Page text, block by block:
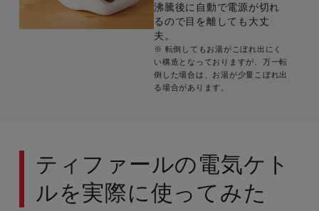
沸騰後に自動で電源が切れ
るので目を離しても大丈
夫。
※ 転倒してもお湯がこぼれ出にく
い構造となっておりますが、万一転
倒した場合は、お湯が少量こぼれ出
る場合があります。
ティファールの電気ケト
ルを実際に使ってみた